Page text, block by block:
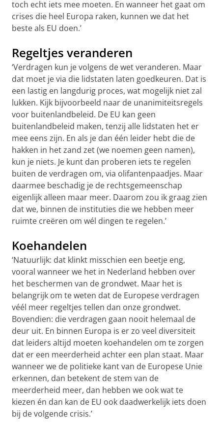
toch echt iets mee moeten. En wanneer het gaat om
crises die heel Europa raken, kunnen we dat het
beste als EU doen.’
Regeltjes veranderen
‘Verdragen kun je volgens de wet veranderen. Maar
dat moet je via die lidstaten laten goedkeuren. Dat is
een lastig en langdurig proces, wat mogelijk niet zal
lukken. Kijk bijvoorbeeld naar de unanimiteitsregels
voor buitenlandbeleid. De EU kan geen
buitenlandbeleid maken, tenzij alle lidstaten het er
mee eens zijn. En als je dan één leider hebt die de
hakken in het zand zet (we noemen geen namen),
kun je niets. Je kunt dan proberen iets te regelen
buiten de verdragen om, via olifantenpaadjes. Maar
daarmee beschadig je de rechtsgemeenschap
eigenlijk alleen maar meer. Daarom zou ik graag zien
dat we, binnen de instituties die we hebben meer
ruimte creëren om wél dingen te regelen.’
Koehandelen
‘Natuurlijk: dat klinkt misschien een beetje eng,
vooral wanneer we het in Nederland hebben over
het beschermen van de grondwet. Maar het is
belangrijk om te weten dat de Europese verdragen
véél meer regeltjes tellen dan onze grondwet.
Bovendien: die verdragen gaan nooit helemaal de
deur uit. En binnen Europa is er zo veel diversiteit
dat leiders altijd moeten koehandelen om te zorgen
dat er een meerderheid achter een plan staat. Maar
wanneer we de politieke kant van de Europese Unie
erkennen, dan betekent de stem van de
meerderheid meer, dan hebben we ook wat te
kiezen én dan kan de EU ook daadwerkelijk iets doen
bij de volgende crisis.’